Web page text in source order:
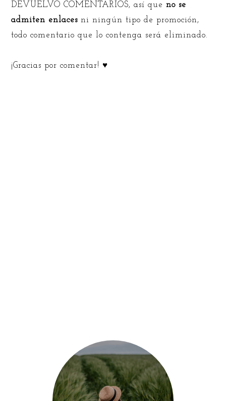
DEVUELVO COMENTARIOS, así queno se
admiten enlaces ni ningún tipo de promoción,
todo comentario que lo contenga será eliminado.
¡Gracias por comentar! ♥